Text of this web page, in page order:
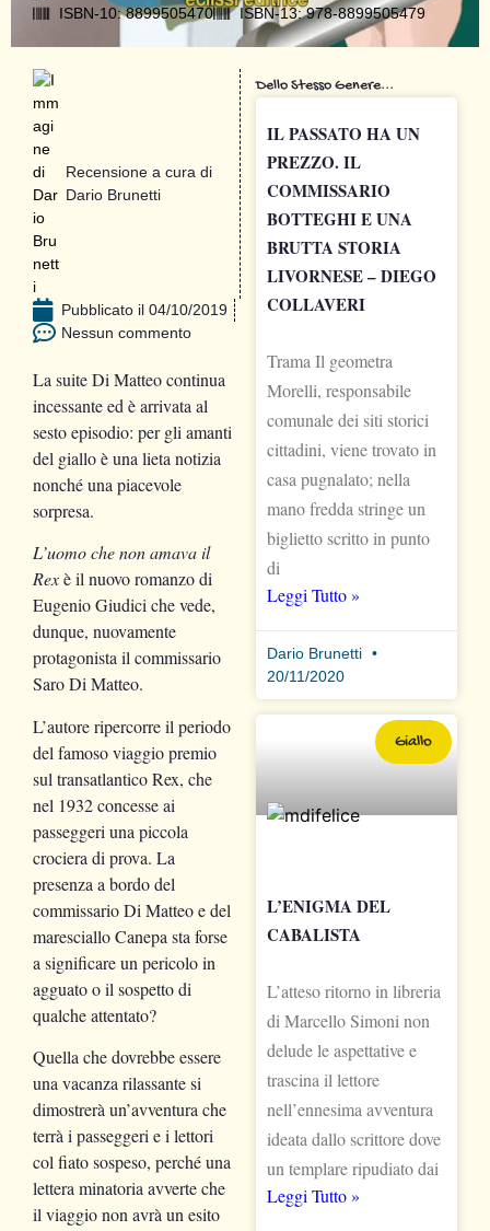
ISBN-10: 8899505470
ISBN-13: 978-8899505479
Recensione a cura di
Dario Brunetti
Pubblicato il 04/10/2019
Nessun commento
La suite Di Matteo continua
incessante ed è arrivata al
sesto episodio: per gli amanti
del giallo è una lieta notizia
nonché una piacevole
sorpresa.
L’uomo che non amava il
Rexè il nuovo romanzo di
Eugenio Giudici che vede,
dunque, nuovamente
protagonista il commissario
Saro Di Matteo.
L’autore ripercorre il periodo
del famoso viaggio premio
sul transatlantico Rex, che
nel 1932 concesse ai
passeggeri una piccola
crociera di prova. La
presenza a bordo del
commissario Di Matteo e del
maresciallo Canepa sta forse
a significare un pericolo in
agguato o il sospetto di
qualche attentato?
Quella che dovrebbe essere
una vacanza rilassante si
dimostrerà un’avventura che
terrà i passeggeri e i lettori
col fiato sospeso, perché una
lettera minatoria avverte che
il viaggio non avrà un esito
Dello Stesso Genere...
IL PASSATO HA UN
PREZZO. IL
COMMISSARIO
BOTTEGHI E UNA
BRUTTA STORIA
LIVORNESE – DIEGO
COLLAVERI
Trama Il geometra
Morelli, responsabile
comunale dei siti storici
cittadini, viene trovato in
casa pugnalato; nella
mano fredda stringe un
biglietto scritto in punto
di
Leggi Tutto »
Dario Brunetti
20/11/2020
Giallo
L’ENIGMA DEL
CABALISTA
L’atteso ritorno in libreria
di Marcello Simoni non
delude le aspettative e
trascina il lettore
nell’ennesima avventura
ideata dallo scrittore dove
un templare ripudiato dai
Leggi Tutto »